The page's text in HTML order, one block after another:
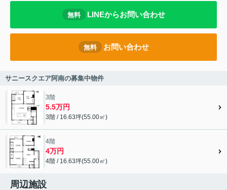
無料 LINEからお問い合わせ
無料 お問い合わせ
サニースクエア阿南の募集中物件
3階
5.5万円
3階 / 16.63坪(55.00㎡)
4階
4万円
4階 / 16.63坪(55.00㎡)
周辺施設